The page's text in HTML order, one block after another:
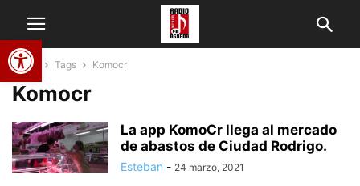
Abrir barra de herramientas
Home Tags Komocr
Komocr
La app KomoCr llega al mercado
de abastos de Ciudad Rodrigo.
Esteban - 24 marzo, 2021